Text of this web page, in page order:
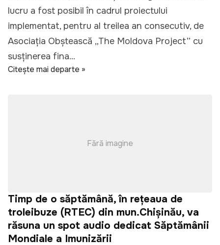
lucru a fost posibil în cadrul proiectului
implementat, pentru al treilea an consecutiv, de
Asociația Obștească „The Moldova Project” cu
susținerea fina...
Citește mai departe »
Fără imagine
Timp de o săptămână, în rețeaua de
troleibuze (RTEC) din mun.Chișinău, va
răsuna un spot audio dedicat Săptămânii
Mondiale a Imunizării